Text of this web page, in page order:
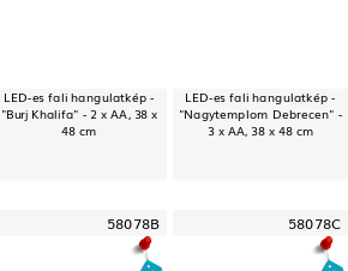
LED-es fali hangulatkép -
"Burj Khalifa" - 2 x AA, 38 x
48 cm
LED-es fali hangulatkép -
"Nagytemplom Debrecen" -
3 x AA, 38 x 48 cm
58078B 58078C